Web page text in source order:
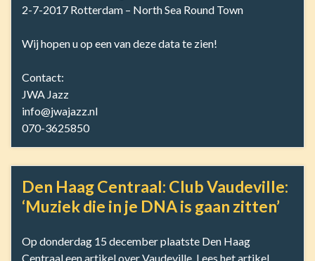
2-7-2017 Rotterdam – North Sea Round Town
Wij hopen u op een van deze data te zien!
Contact:
JWA Jazz
info@jwajazz.nl
070-3625850
Den Haag Centraal: Club Vaudeville:
‘Muziek die in je DNA is gaan zitten’
Op donderdag 15 december plaatste Den Haag
Centraal een artikel over Vaudeville. Lees het artikel